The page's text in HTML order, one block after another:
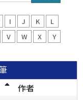
入
前
幾
個
I J K
L
V W X
Y
作者